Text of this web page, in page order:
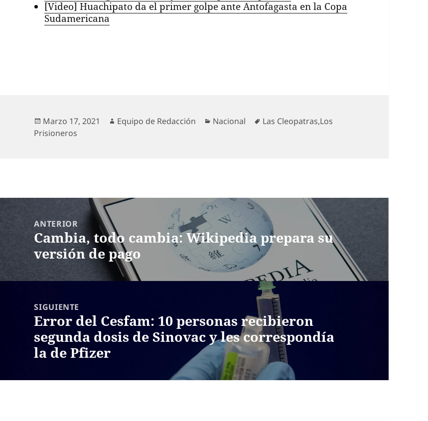
[Video] Huachipato da el primer golpe ante Antofagasta en la Copa
Sudamericana
Publicado
el
Marzo 17, 2021 Autor
Equipo de Redacción Categorías
Nacional Etiquetas
Las Cleopatras,Los
Prisioneros
entradas
ANTERIOR
Entrada
anterior:
Cambia, todo cambia: Wikipedia prepara su
versión de pago
SIGUIENTE
Entrada
siguiente:
Error del Cesfam: 10 personas recibieron
segunda dosis de Sinovac y les correspondía
la de Pfizer